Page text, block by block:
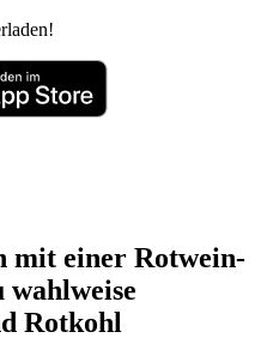
mit einer Rotwein-
wahlweise
Rotkohl